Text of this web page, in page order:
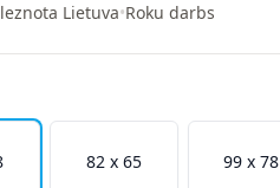
Lietuva•Roku darbs
82 x 65 99 x 78